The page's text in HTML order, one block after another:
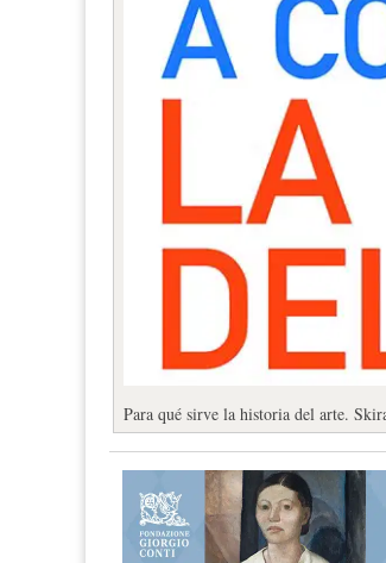
Para qué sirve la historia del arte.